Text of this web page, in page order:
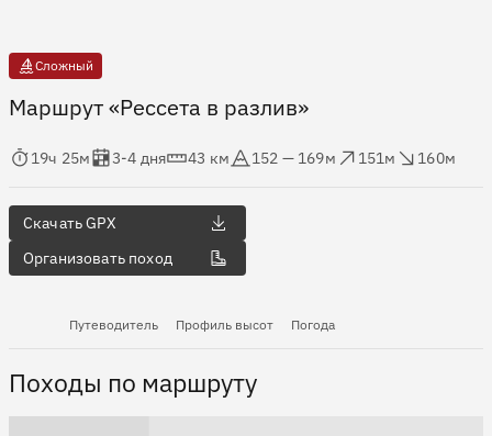
Сложный
Маршрут «Рессета в разлив»
в пути
19ч 25м
Оценка в днях
3-4 дня
Дистанция
43 км
Абсолютная высота
152 — 169м
Набор высоты
151м
160м
Скачать GPX
Организовать поход
Путеводитель Профиль высот Погода
Походы по маршруту